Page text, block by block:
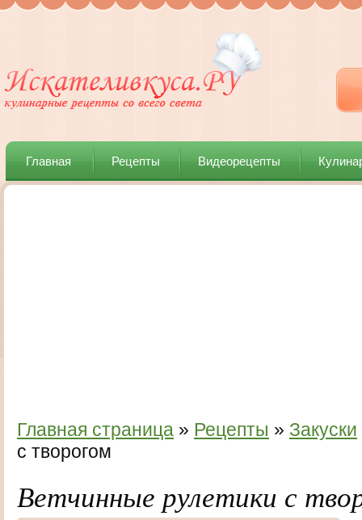
Главная Рецепты Видеорецепты
Главная страница » Рецепты » Закуски
с творогом
Ветчинные рулетики с